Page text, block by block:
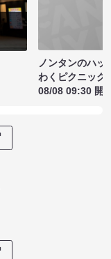
ノンタンのハッ
わくピクニック
08/08 09:30 開